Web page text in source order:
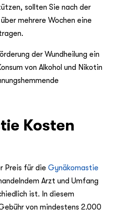
sollten Sie nach der
mehrere Wochen eine
der Wundheilung ein
von Alkohol und Nikotin
Kosten
Preis für die Gynäkomastie
Arzt und Umfang
ist. In diesem
von mindestens 2.000